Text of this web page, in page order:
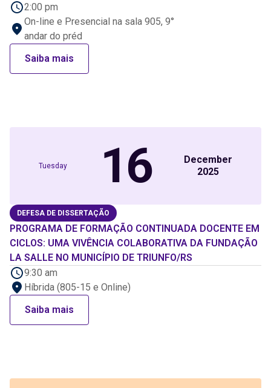
2:00 pm
On-line e Presencial na sala 905, 9°
andar do préd
Saiba mais
Tuesday 16
December
2025
DEFESA DE DISSERTAÇÃO
PROGRAMA DE FORMAÇÃO CONTINUADA DOCENTE EM
CICLOS: UMA VIVÊNCIA COLABORATIVA DA FUNDAÇÃO
LA SALLE NO MUNICÍPIO DE TRIUNFO/RS
9:30 am
Híbrida (805-15 e Online)
Saiba mais